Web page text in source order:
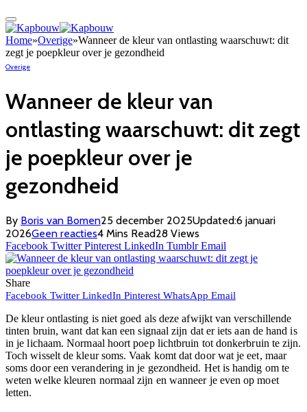
Home»Overige»Wanneer de kleur van ontlasting waarschuwt: dit
zegt je poepkleur over je gezondheid
Overige
Wanneer de kleur van
ontlasting waarschuwt: dit zegt
je poepkleur over je
gezondheid
By Boris van Bomen25 december 2025Updated:6 januari
2026Geen reacties4 Mins Read28 Views
Facebook Twitter Pinterest LinkedIn Tumblr Email
Share
Facebook Twitter LinkedIn Pinterest WhatsApp Email
De kleur ontlasting is niet goed als deze afwijkt van verschillende
tinten bruin, want dat kan een signaal zijn dat er iets aan de hand is
in je lichaam. Normaal hoort poep lichtbruin tot donkerbruin te zijn.
Toch wisselt de kleur soms. Vaak komt dat door wat je eet, maar
soms door een verandering in je gezondheid. Het is handig om te
weten welke kleuren normaal zijn en wanneer je even op moet
letten.